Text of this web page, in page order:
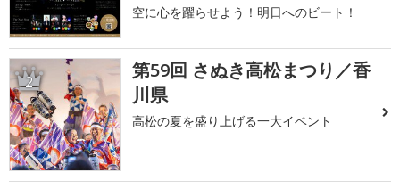
空に心を躍らせよう！明日へのビート！
2
第59回 さぬき高松まつり／香
川県
高松の夏を盛り上げる一大イベント